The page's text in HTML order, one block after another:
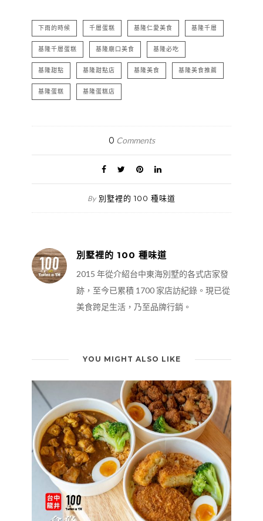
下雨的時候 千層蛋糕 基隆仁愛美食 基隆千層
基隆千層蛋糕 基隆廟口美食 基隆必吃
基隆甜點 基隆甜點店 基隆美食 基隆美食推薦
基隆蛋糕 基隆蛋糕店
0 Comments
By 別墅裡的 100 種味道
別墅裡的 100 種味道
2015 年從介紹台中東海別墅的各式店家發
跡，至今已累積 1700 家店訪紀錄。現已從
美食跨足生活，乃至品牌行銷。
YOU MIGHT ALSO LIKE